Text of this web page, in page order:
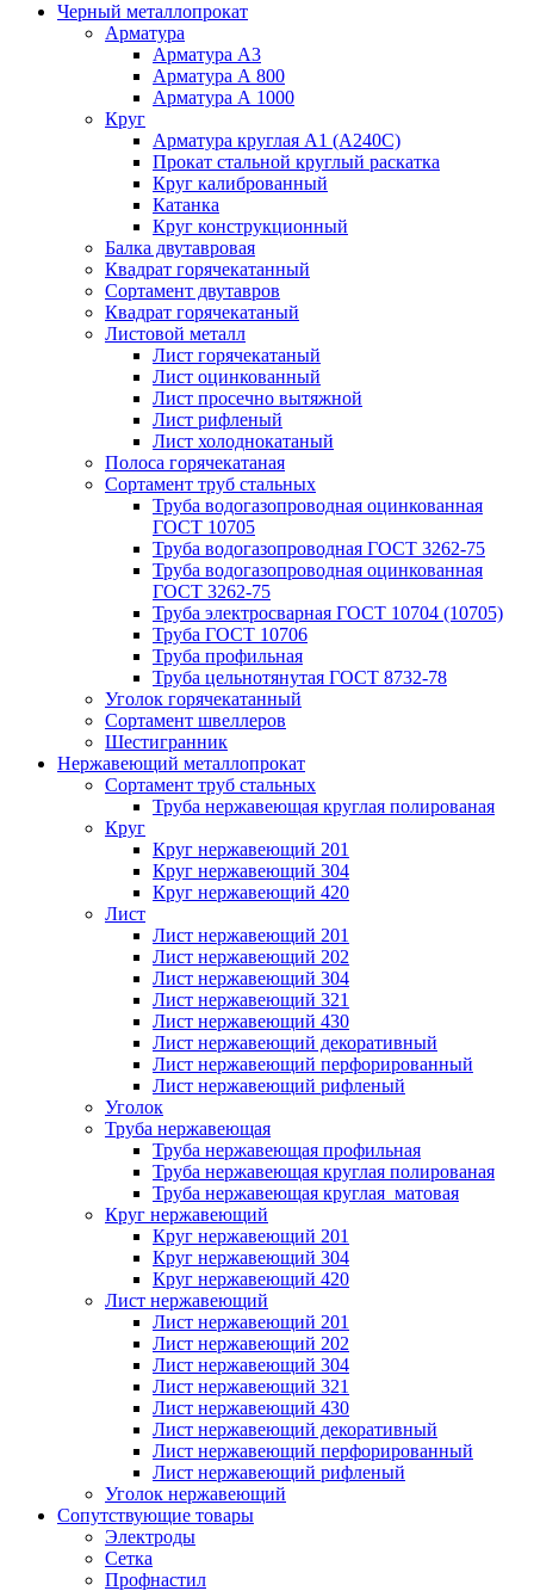
Черный металлопрокат
Арматура
Арматура А3
Арматура А 800
Арматура А 1000
Круг
Арматура круглая А1 (А240C)
Прокат стальной круглый раскатка
Круг калиброванный
Катанка
Круг конструкционный
Балка двутавровая
Квадрат горячекатанный
Сортамент двутавров
Квадрат горячекатаный
Листовой металл
Лист горячекатаный
Лист оцинкованный
Лист просечно вытяжной
Лист рифленый
Лист холоднокатаный
Полоса горячекатаная
Сортамент труб стальных
Труба водогазопроводная оцинкованная
ГОСТ 10705
Труба водогазопроводная ГОСТ 3262-75
Труба водогазопроводная оцинкованная
ГОСТ 3262-75
Труба электросварная ГОСТ 10704 (10705)
Труба ГОСТ 10706
Труба профильная
Труба цельнотянутая ГОСТ 8732-78
Уголок горячекатанный
Сортамент швеллеров
Шестигранник
Нержавеющий металлопрокат
Сортамент труб стальных
Труба нержавеющая круглая полированая
Круг
Круг нержавеющий 201
Круг нержавеющий 304
Круг нержавеющий 420
Лист
Лист нержавеющий 201
Лист нержавеющий 202
Лист нержавеющий 304
Лист нержавеющий 321
Лист нержавеющий 430
Лист нержавеющий декоративный
Лист нержавеющий перфорированный
Лист нержавеющий рифленый
Уголок
Труба нержавеющая
Труба нержавеющая профильная
Труба нержавеющая круглая полированая
Труба нержавеющая круглая матовая
Круг нержавеющий
Круг нержавеющий 201
Круг нержавеющий 304
Круг нержавеющий 420
Лист нержавеющий
Лист нержавеющий 201
Лист нержавеющий 202
Лист нержавеющий 304
Лист нержавеющий 321
Лист нержавеющий 430
Лист нержавеющий декоративный
Лист нержавеющий перфорированный
Лист нержавеющий рифленый
Уголок нержавеющий
Cопутствующие товары
Электроды
Сетка
Профнастил